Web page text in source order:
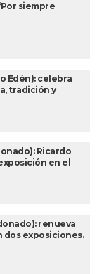
siempre
Edén): celebra
tradición y
Ricardo
en el
renueva
dos exposiciones.